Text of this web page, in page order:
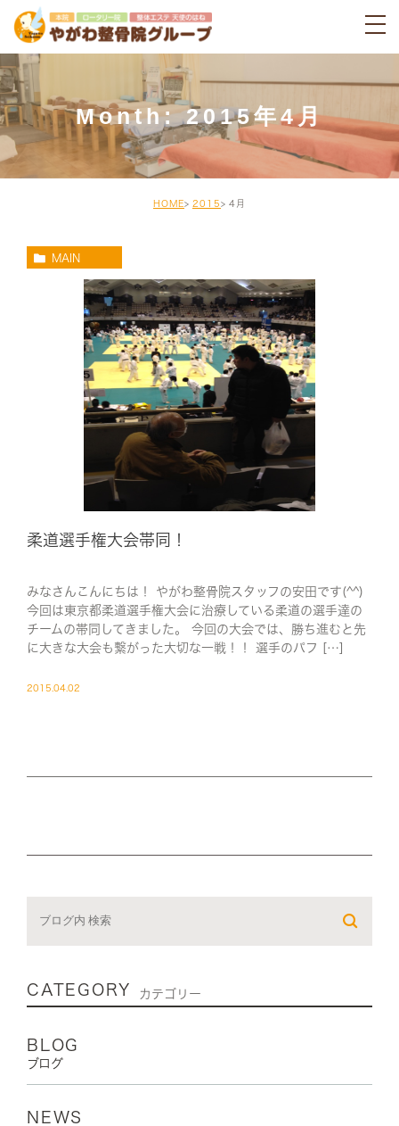
Month: 2015年4月
HOME 2015 4月
MAIN
柔道選手権大会帯同！
みなさんこんにちは！ やがわ整骨院スタッフの安田です(^^)
今回は東京都柔道選手権大会に治療している柔道の選手達の
チームの帯同してきました。 今回の大会では、勝ち進むと先
に大きな大会も繋がった大切な一戦！！ 選手のパフ […]
2015.04.02
CATEGORY カテゴリー
BLOG
ブログ
NEWS